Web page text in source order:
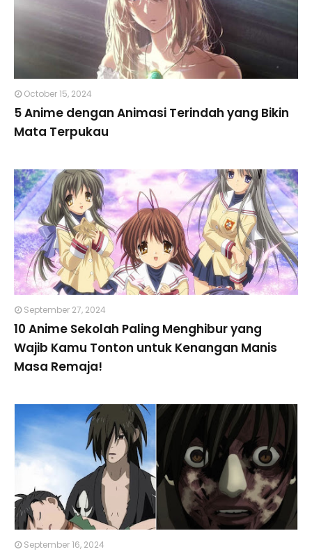
October 15, 2024
5 Anime dengan Animasi Terindah yang Bikin
Mata Terpukau
September 27, 2024
10 Anime Sekolah Paling Menghibur yang
Wajib Kamu Tonton untuk Kenangan Manis
Masa Remaja!
September 16, 2024